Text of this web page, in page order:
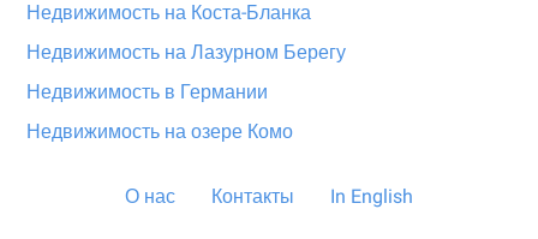
Недвижимость на Коста-Бланка
Недвижимость на Лазурном Берегу
Недвижимость в Германии
Недвижимость на озере Комо
О нас Контакты In English